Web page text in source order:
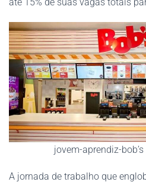
jovem-aprendiz-bob’s
A jornada de trabalho que